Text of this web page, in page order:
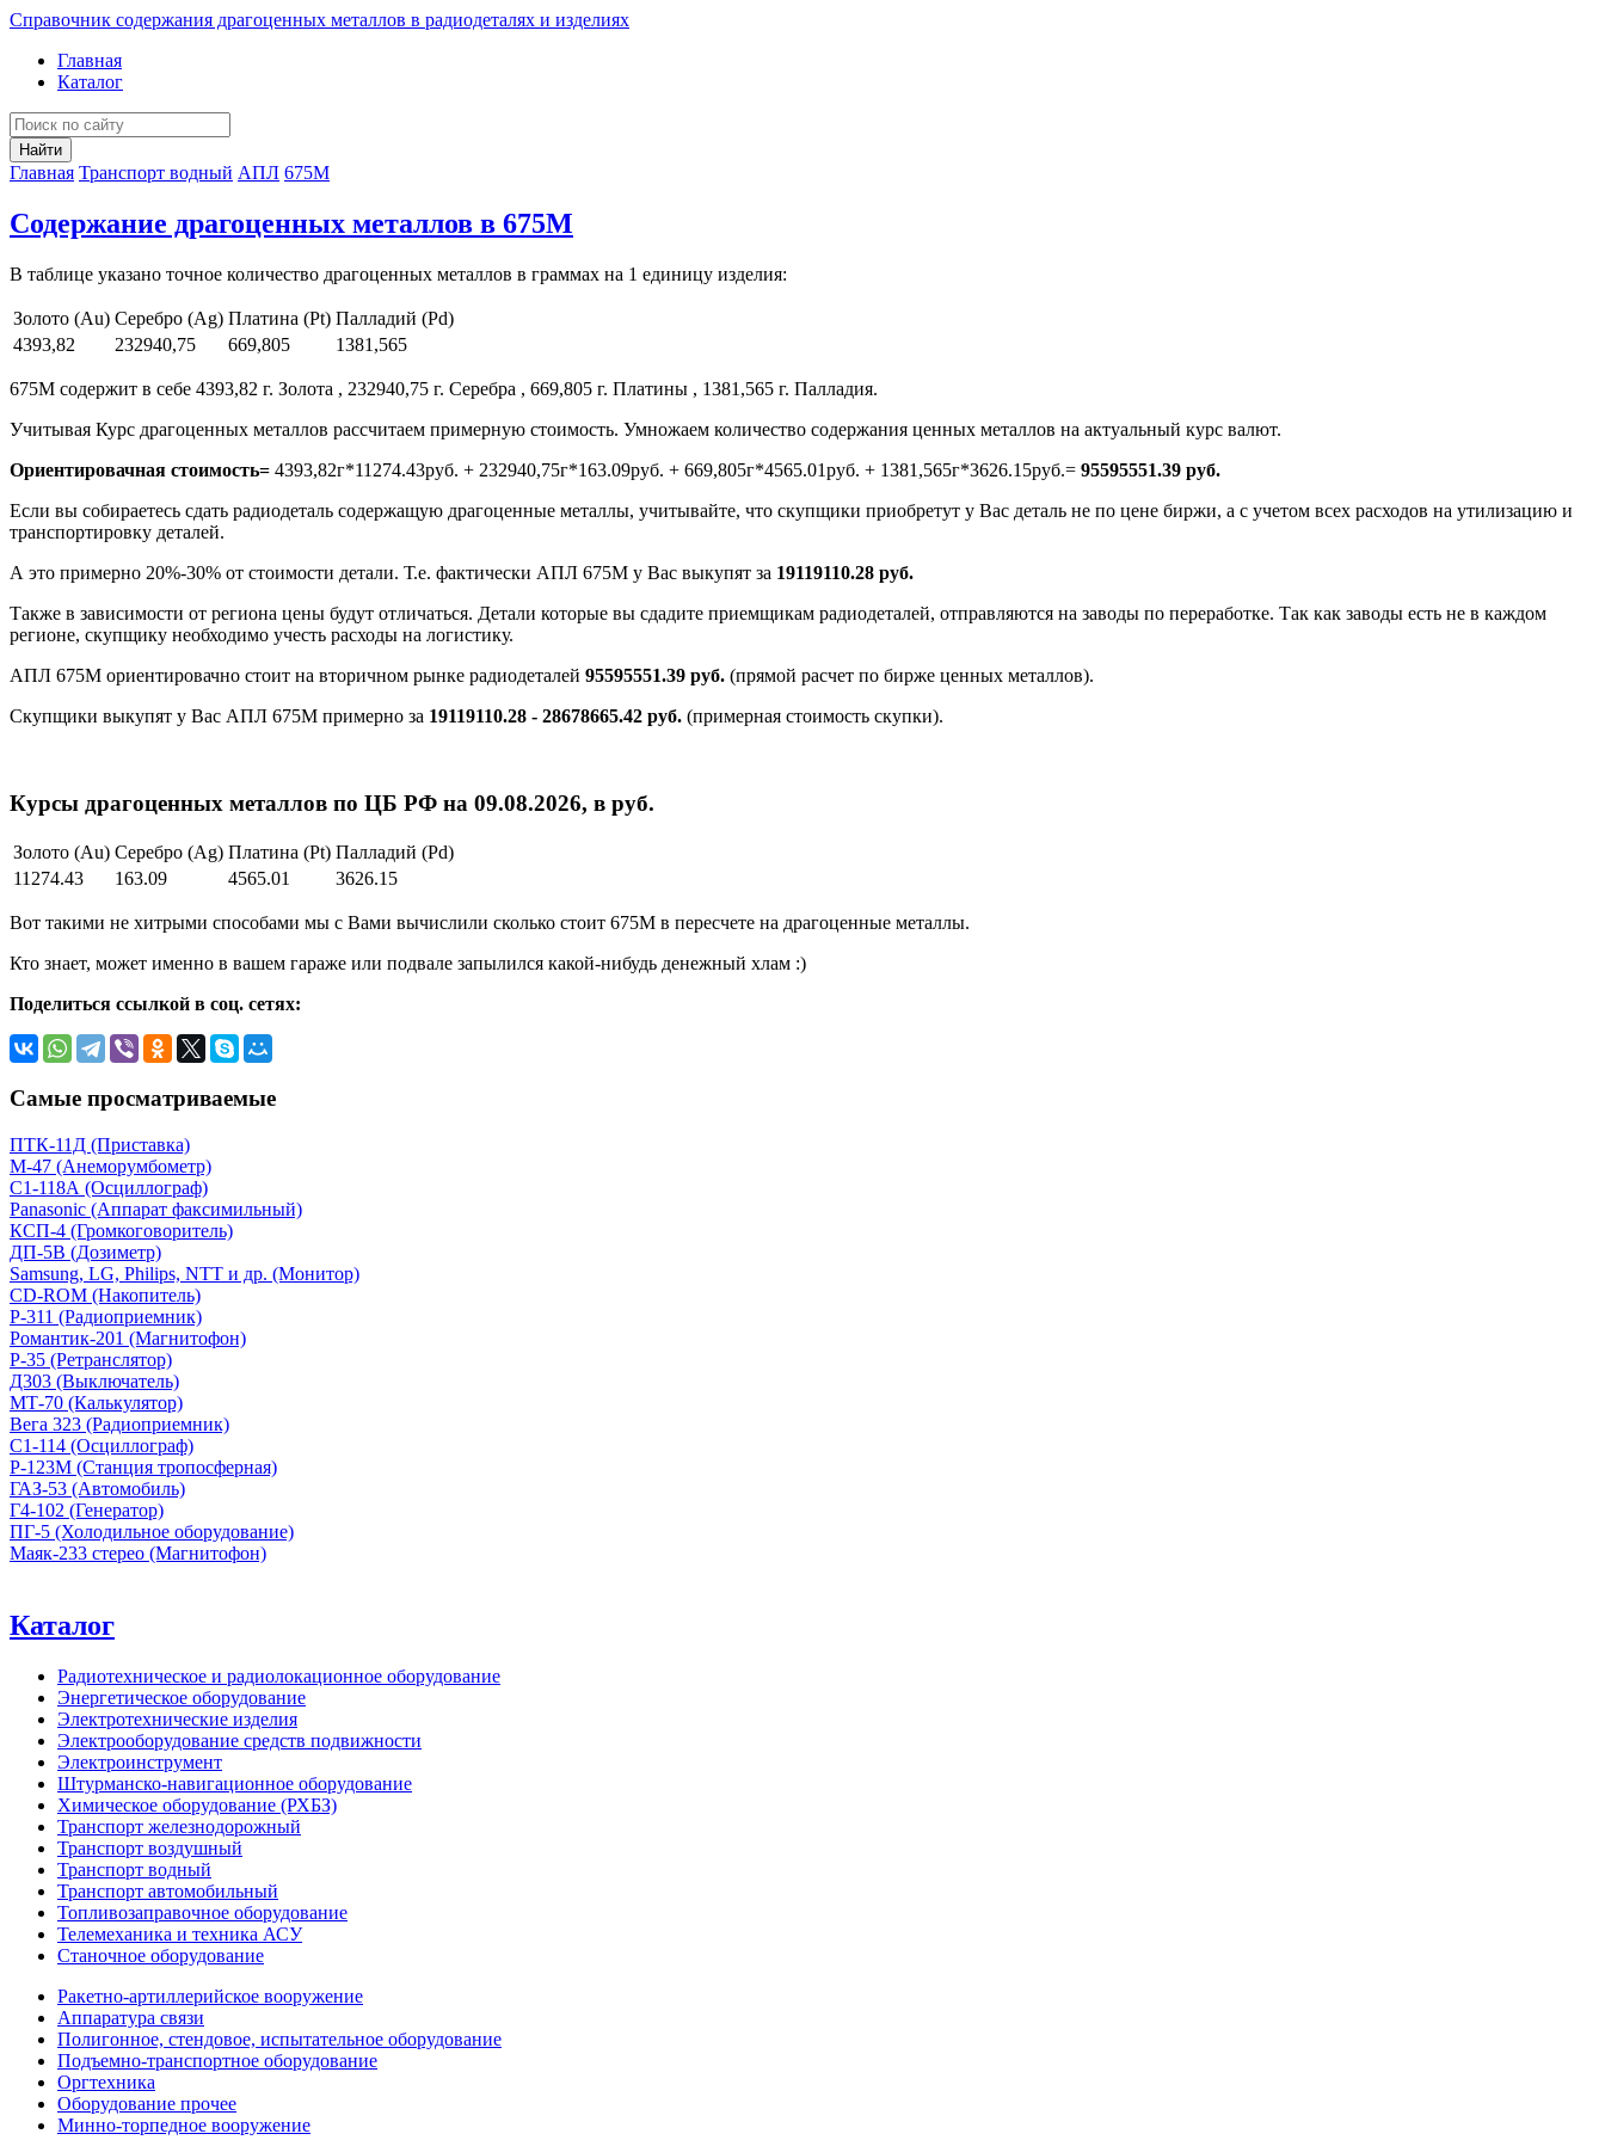
Справочник содержания драгоценных металлов в радиодеталях и изделиях
Главная
Каталог
Найти
Главная Транспорт водный АПЛ 675М
Содержание драгоценных металлов в 675М
В таблице указано точное количество драгоценных металлов в граммах на 1 единицу изделия:
Золото (Au) Серебро (Ag) Платина (Pt) Палладий (Pd)
4393,82
232940,75 669,805 1381,565
675М содержит в себе 4393,82 г. Золота , 232940,75 г. Серебра , 669,805 г. Платины , 1381,565 г. Палладия.
Учитывая Курс драгоценных металлов рассчитаем примерную стоимость. Умножаем количество содержания ценных металлов на актуальный курс валют.
Ориентировачная стоимость= 4393,82г*11274.43руб. + 232940,75г*163.09руб. + 669,805г*4565.01руб. + 1381,565г*3626.15руб.= 95595551.39 руб.
Если вы собираетесь сдать радиодеталь содержащую драгоценные металлы, учитывайте, что скупщики приобретут у Вас деталь не по цене биржи, а с учетом всех расходов на утилизацию и
транспортировку деталей.
А это примерно 20%-30% от стоимости детали. Т.е. фактически АПЛ 675М у Вас выкупят за 19119110.28 руб.
Также в зависимости от региона цены будут отличаться. Детали которые вы сдадите приемщикам радиодеталей, отправляются на заводы по переработке. Так как заводы есть не в каждом
регионе, скупщику необходимо учесть расходы на логистику.
АПЛ 675М ориентировачно стоит на вторичном рынке радиодеталей 95595551.39 руб. (прямой расчет по бирже ценных металлов).
Скупщики выкупят у Вас АПЛ 675М примерно за 19119110.28 - 28678665.42 руб. (примерная стоимость скупки).
Курсы драгоценных металлов по ЦБ РФ на 09.08.2026, в руб.
Золото (Au) Серебро (Ag) Платина (Pt) Палладий (Pd)
11274.43
163.09 4565.01 3626.15
Вот такими не хитрыми способами мы с Вами вычислили сколько стоит 675М в пересчете на драгоценные металлы.
Кто знает, может именно в вашем гараже или подвале запылился какой-нибудь денежный хлам :)
Поделиться ссылкой в соц. сетях:
Самые просматриваемые
ПТК-11Д (Приставка)
М-47 (Анеморумбометр)
С1-118А (Осциллограф)
Panasonic (Аппарат факсимильный)
КСП-4 (Громкоговоритель)
ДП-5В (Дозиметр)
Samsung, LG, Philips, NTT и др. (Монитор)
CD-ROM (Накопитель)
Р-311 (Радиоприемник)
Романтик-201 (Магнитофон)
Р-35 (Ретранслятор)
Д303 (Выключатель)
МТ-70 (Калькулятор)
Вега 323 (Радиоприемник)
С1-114 (Осциллограф)
Р-123М (Станция тропосферная)
ГАЗ-53 (Автомобиль)
Г4-102 (Генератор)
ПГ-5 (Холодильное оборудование)
Маяк-233 стерео (Магнитофон)
Каталог
Радиотехническое и радиолокационное оборудование
Энергетическое оборудование
Электротехнические изделия
Электрооборудование средств подвижности
Электроинструмент
Штурманско-навигационное оборудование
Химическое оборудование (РХБЗ)
Транспорт железнодорожный
Транспорт воздушный
Транспорт водный
Транспорт автомобильный
Топливозаправочное оборудование
Телемеханика и техника АСУ
Станочное оборудование
Ракетно-артиллерийское вооружение
Аппаратура связи
Полигонное, стендовое, испытательное оборудование
Подъемно-транспортное оборудование
Оргтехника
Оборудование прочее
Минно-торпедное вооружение